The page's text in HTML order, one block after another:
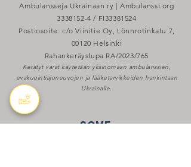
Ambulansseja Ukrainaan ry | Ambulanssi.org
3338152-4 / FI33381524
Postiosoite: c/o Viinitie Oy, Lönnrotinkatu 7,
00120 Helsinki
Rahankeräyslupa RA/2023/765
Kerätyt varat käytetään yksinomaan ambulanssien,
evakuointiajoneuvojen ja lääketarvikkeiden hankintaan
Ukrainalle.
some